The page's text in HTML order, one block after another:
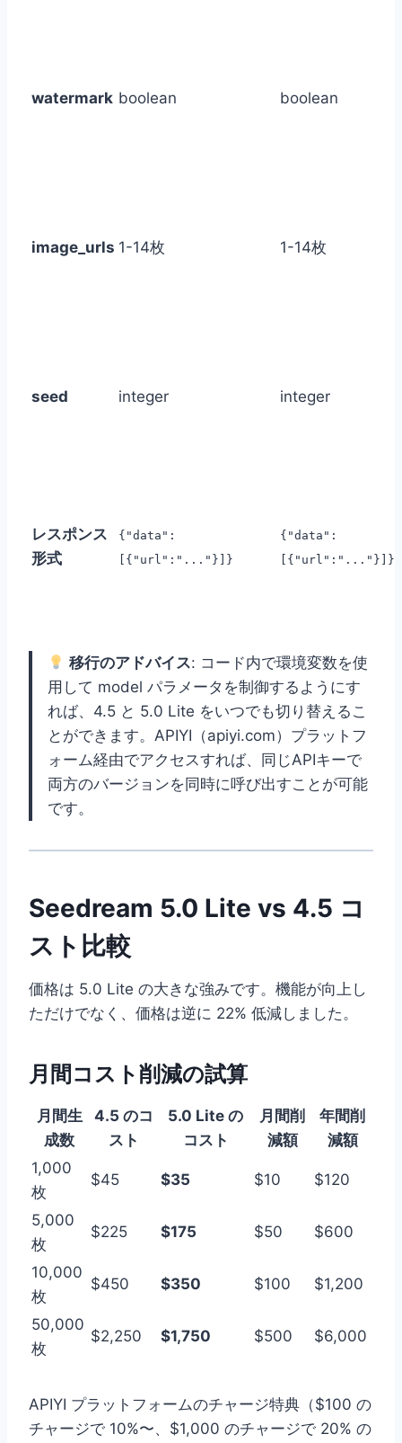
watermark boolean boolean
image_urls 1-14枚 1-14枚
seed integer integer
レスポンス
形式
{"data":
[{"url":"..."}]}
{"data":
[{"url":"..."}]}
移行のアドバイス: コード内で環境変数を使
用して model パラメータを制御するようにす
れば、4.5 と 5.0 Lite をいつでも切り替えるこ
とができます。APIYI（apiyi.com）プラットフ
ォーム経由でアクセスすれば、同じAPIキーで
両方のバージョンを同時に呼び出すことが可能
です。
Seedream 5.0 Lite vs 4.5 コ
スト比較
価格は 5.0 Lite の大きな強みです。機能が向上し
ただけでなく、価格は逆に 22% 低減しました。
月間コスト削減の試算
月間生
成数
4.5 のコ
スト
5.0 Lite の
コスト
月間削
減額
年間削
減額
1,000
枚
$45 $35 $10 $120
5,000
枚
$225 $175 $50 $600
10,000
枚
$450 $350 $100 $1,200
50,000
枚
$2,250 $1,750 $500 $6,000
APIYI プラットフォームのチャージ特典（$100 の
チャージで 10%〜、$1,000 のチャージで 20% の